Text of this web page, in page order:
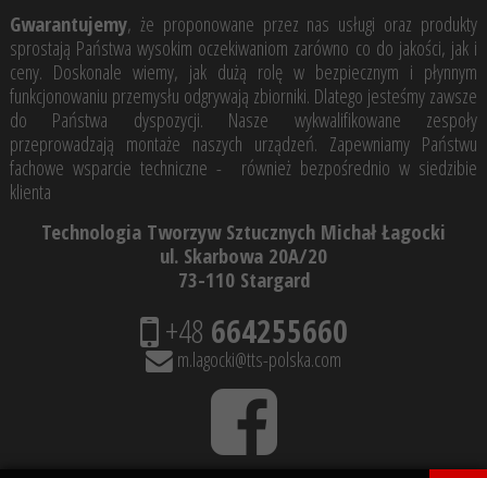
Gwarantujemy, że proponowane przez nas usługi oraz produkty
sprostają Państwa wysokim oczekiwaniom zarówno co do jakości, jak i
ceny. Doskonale wiemy, jak dużą rolę w bezpiecznym i płynnym
funkcjonowaniu przemysłu odgrywają zbiorniki. Dlatego jesteśmy zawsze
do Państwa dyspozycji. Nasze wykwalifikowane zespoły
przeprowadzają montaże naszych urządzeń. Zapewniamy Państwu
fachowe wsparcie techniczne - również bezpośrednio w siedzibie
klienta
Technologia Tworzyw Sztucznych Michał Łagocki
ul. Skarbowa 20A/20
73-110 Stargard
+48 664255660
m.lagocki@tts-polska.com